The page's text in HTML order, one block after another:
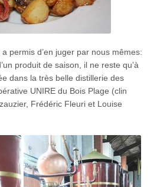
permis d’en juger par nous mêmes:
produit de saison, il ne reste qu’à
dans la très belle distillerie des
UNIRE du Bois Plage (clin
Frédéric Fleuri et Louise